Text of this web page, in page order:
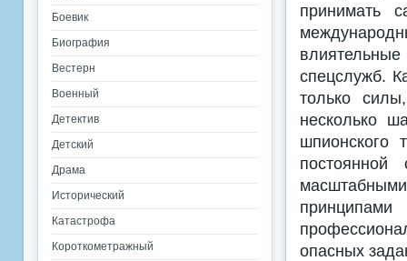
принимать
спецслужб.
только
несколько
шпионского
опасных
Боевик
Биография
Вестерн
Военный
Детектив
Детский
Драма
Исторический
Катастрофа
Короткометражный